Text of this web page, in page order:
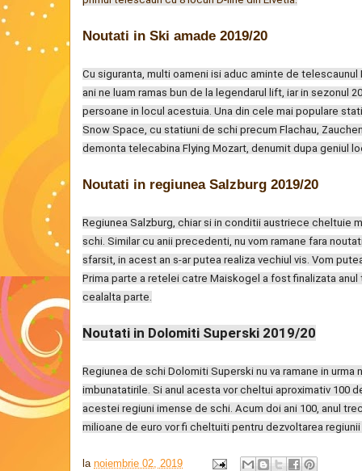
Noutati in Ski amade 2019/20
Cu siguranta, multi oameni isi aduc aminte de telescaunul
ani ne luam ramas bun de la legendarul lift, iar in sezonul
persoane in locul acestuia. Una din cele mai populare
Snow Space, cu statiuni de schi precum Flachau,
demonta telecabina Flying Mozart, denumit dupa geniul
Noutati in regiunea Salzburg 2019/20
Regiunea Salzburg, chiar si in conditii austriece cheltuie
schi. Similar cu anii precedenti, nu vom ramane fara
sfarsit, in acest an s-ar putea realiza vechiul vis. Vom
Prima parte a retelei catre Maiskogel a fost finalizata
cealalta parte.
Noutati in Dolomiti Superski 2019/20
Regiunea de schi Dolomiti Superski nu va ramane in
imbunatatirile. Si anul acesta vor cheltui aproximativ 100
acestei regiuni imense de schi. Acum doi ani 100, anul
milioane de euro vor fi cheltuiti pentru dezvoltarea
la noiembrie 02, 2019